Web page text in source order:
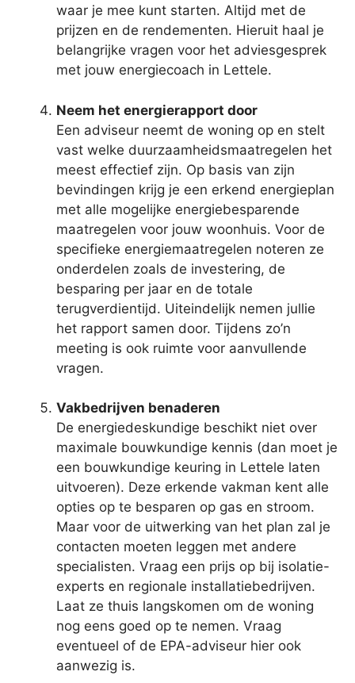
waar je mee kunt starten. Altijd met de
prijzen en de rendementen. Hieruit haal je
belangrijke vragen voor het adviesgesprek
met jouw energiecoach in Lettele.
Neem het energierapport door
Een adviseur neemt de woning op en stelt
vast welke duurzaamheidsmaatregelen het
meest effectief zijn. Op basis van zijn
bevindingen krijg je een erkend energieplan
met alle mogelijke energiebesparende
maatregelen voor jouw woonhuis. Voor de
specifieke energiemaatregelen noteren ze
onderdelen zoals de investering, de
besparing per jaar en de totale
terugverdientijd. Uiteindelijk nemen jullie
het rapport samen door. Tijdens zo’n
meeting is ook ruimte voor aanvullende
vragen.
Vakbedrijven benaderen
De energiedeskundige beschikt niet over
maximale bouwkundige kennis (dan moet je
een bouwkundige keuring in Lettele laten
uitvoeren). Deze erkende vakman kent alle
opties op te besparen op gas en stroom.
Maar voor de uitwerking van het plan zal je
contacten moeten leggen met andere
specialisten. Vraag een prijs op bij isolatie-
experts en regionale installatiebedrijven.
Laat ze thuis langskomen om de woning
nog eens goed op te nemen. Vraag
eventueel of de EPA-adviseur hier ook
aanwezig is.